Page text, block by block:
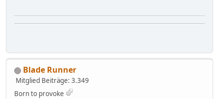
Blade Runner
Mitglied Beiträge: 3.349
Born to provoke